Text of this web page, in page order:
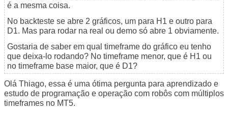
é a mesma coisa.
No backteste se abre 2 gráficos, um para H1 e outro para
D1. Mas para rodar na real ou demo só abre 1 obviamente.
Gostaria de saber em qual timeframe do gráfico eu tenho
que deixa-lo rodando? No timeframe menor, que é H1 ou
no timeframe base maior, que é D1?
Olá Thiago, essa é uma ótima pergunta para aprendizado e
estudo de programação e operação com robôs com múltiplos
timeframes no MT5.